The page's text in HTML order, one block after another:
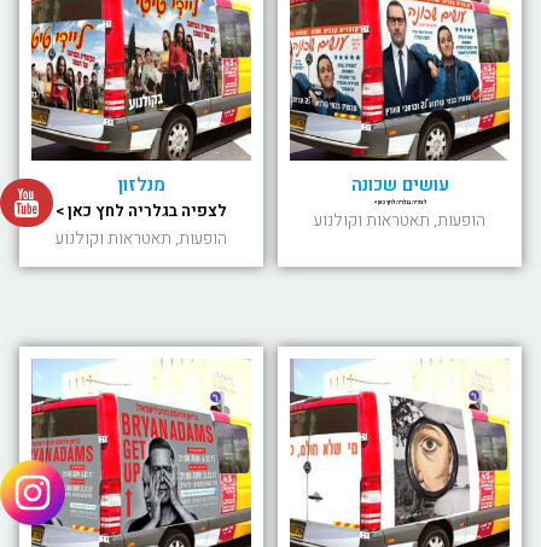
עושים שכונה
לצפיה בגלריה לחץ כאן >
הופעות, תאטראות וקולנוע
מנלזון
לצפיה בגלריה לחץ כאן >
הופעות, תאטראות וקולנוע